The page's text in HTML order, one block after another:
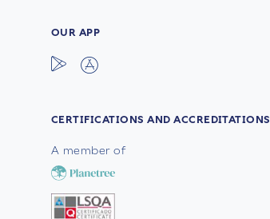
OUR APP
CERTIFICATIONS AND ACCREDITATIONS
A member of